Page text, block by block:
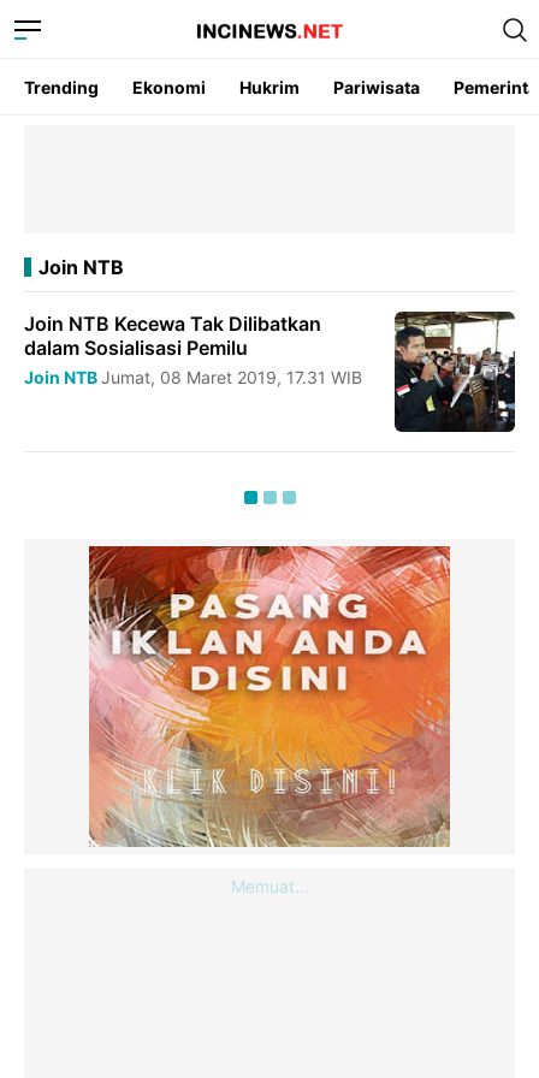
Trending Ekonomi Hukrim Pariwisata
Join NTB
Join NTB Kecewa Tak Dilibatkan
dalam Sosialisasi Pemilu
Join NTBJumat, 08 Maret 2019, 17.31 WIB
Memuat...